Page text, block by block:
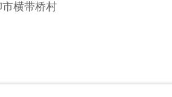
横带桥村